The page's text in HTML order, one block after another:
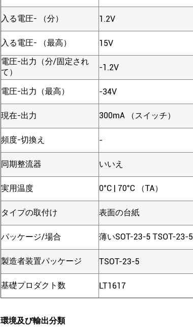
入る電圧- （分） 1.2V
入る電圧- （最高）
15V
電圧-出力（分/固定され
て）
-1.2V
電圧-出力（最高） -34V
現在-出力 300mA （スイッチ）
頻度-切換え -
同期整流器 いいえ
実用温度 0°C | 70°C （TA）
タイプの取付け 表面の台紙
パッケージ/場合 薄いSOT-23-5 TSOT-23-5
製造者装置パッケージ TSOT-23-5
基礎プロダクト数 LT1617
環境及び輸出分類